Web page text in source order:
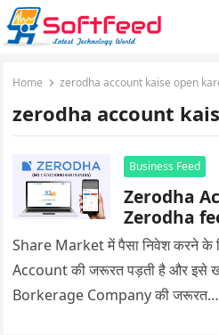
Home zerodha account kaise open
zerodha account
Business Feed
Zerodha
Zerodha
Share Market में पैसा निवेश करने
Account की जरूरत पड़ती है और इसे
Borkerage Company की जरूरत…